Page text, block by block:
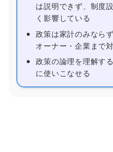
は説明できず、制度
く影響している
政策は家計のみなら
オーナー・企業まで
政策の論理を理解す
に使いこなせる